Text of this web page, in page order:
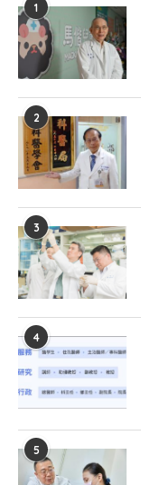
1
2
3
4
5